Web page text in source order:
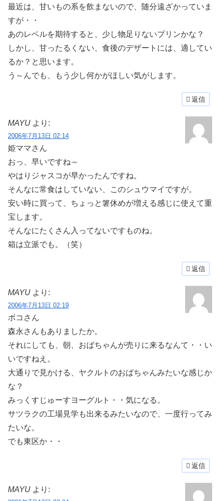
最近は、甘いもの系を飲まないので、随分遠ざかっていま
すが・・
あのレベルを期待すると、少し物足りないプリンかな？
しかし、甘ったるくない、食後のデザートには、適してい
るか？と思います。
う～んでも、もう少し何かがほしい気がします。
返信
MAYU より:
2006年7月13日 02:14
姫ママさん
おっ、早いですね～
やはりジャスコが早かったんですね。
そんなに常食はしていない、このシュウマイですが。
安い時に買って、ちょっと箸休めが増える感じに使えて重
宝します。
そんなにたくさん入ってないですものね。
箱は立派でも。（笑）
返信
MAYU より:
2006年7月13日 02:19
ボコさん
森永さんもありましたか。
それにしても、朝、おばちゃんが売りに来るなんて・・い
いですねえ。
大通りで見かける、ヤクルトのおばちゃんみたいな感じか
な？
みっくすじゅーすヨーグルト・・気になる。
サツラクの工場見学も出来るみたいなので、一度行ってみ
たいな。
でも東区か・・
返信
MAYU より: